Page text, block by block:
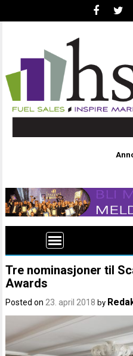
Tre nominasjoner til
Awards
Posted on23. april 2018 by